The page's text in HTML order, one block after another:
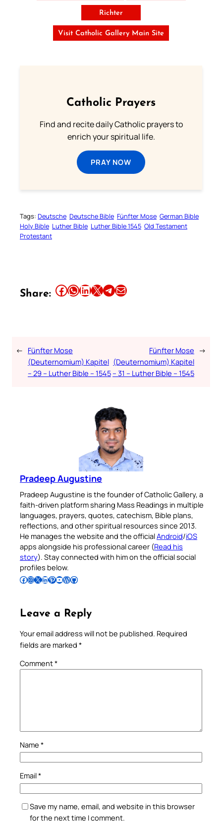
Richter
Visit Catholic Gallery Main Site
Catholic Prayers
Find and recite daily Catholic prayers to
enrich your spiritual life.
PRAY NOW
Tags: Deutsche Deutsche Bible Fünfter Mose German Bible
Holy Bible Luther Bible Luther Bible 1545 Old Testament
Protestant
Share: Share this article on Facebook Share this article on WhatsApp Share this article on LinkedIn Share this article on X Share this article on TelegramEmail this Article
← Fünfter Mose
(Deuternomium) Kapitel
– 29 – Luther Bible – 1545
Fünfter Mose
(Deuternomium) Kapitel
– 31 – Luther Bible – 1545
→
Pradeep Augustine
Pradeep Augustine is the founder of Catholic Gallery, a
faith-driven platform sharing Mass Readings in multiple
languages, prayers, quotes, catechism, Bible plans,
reflections, and other spiritual resources since 2013.
He manages the website and the officialAndroid/iOS
apps alongside his professional career (Read his
story). Stay connected with him on the official social
profiles below.
Follow Pradeep on Facebook Follow Pradeep on InstagramFollow Pradeep on X Follow Pradeep on LinkedIn Follow Pradeep on Pinterest Subscribe to Pradeep’s Youtube Channel Follow Pradeep on WordPress Follow Pradeep on GitHub
Leave a Reply
Your email address will not be published. Required
fields are marked *
Comment*
Name *
Email*
Save my name, email, and website in this browser
for the next time I comment.